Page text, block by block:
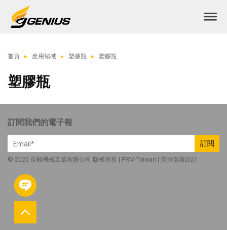
首頁 應用領域 塑膠瓶 塑膠瓶
塑膠瓶
訂閱我們的電子報
訂閱
© 2020 長毅機械工業有限公司 版權所有 | PRM-Taiwan 普拉瑞斯設計